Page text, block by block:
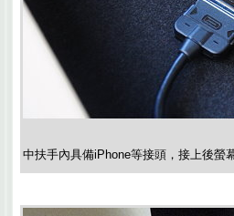
中扶手內具備iPhone等接頭，接上後螢